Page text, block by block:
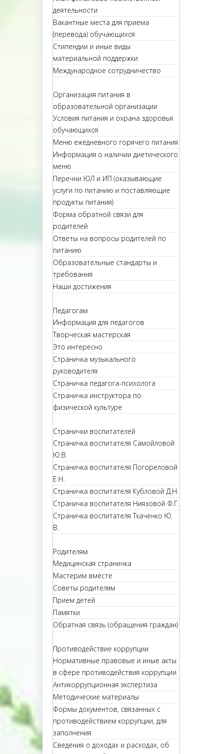
деятельности
Вакантные места для приема
(перевода) обучающихся
Стипендии и иные виды
материальной поддержки
Международное сотрудничество
Организация питания в
образовательной организации
Условия питания и охрана здоровья
обучающихся
Меню ежедневного горячего питания
Информация о наличии диетического
меню
Перечни ЮЛ и ИП (оказывающие
услуги по питанию и поставляющие
продукты питания)
Форма обратной связи для
родителей
Ответы на вопросы родителей по
питанию
Образовательные стандарты и
требования
Наши достижения
Педагогам
Информация для педагогов
Творческая мастерская
Это интересно
Страничка музыкального
руководителя
Страничка педагога-психолога
Страничка инструктора по
физической культуре
Странички воспитателей
Страничка воспитателя Самойловой
Ю.В.
Страничка воспитателя Погореловой
Е.Н.
Страничка воспитателя Кубловой Д.Н.
Страничка воспитателя Ниязовой Ф.Г.
Страничка воспитателя Ткаченко Ю.
В.
Родителям
Медицинская страничка
Мастерим вместе
Советы родителям
Прием детей
Памятки
Обратная связь (обращения граждан)
Противодействие коррупции
Нормативные правовые и иные акты
в сфере противодействия коррупции
Антикоррупционная экспертиза
Методические материалы
Формы документов, связанных с
противодействием коррупции, для
заполнения
Сведения о доходах и расходах, об